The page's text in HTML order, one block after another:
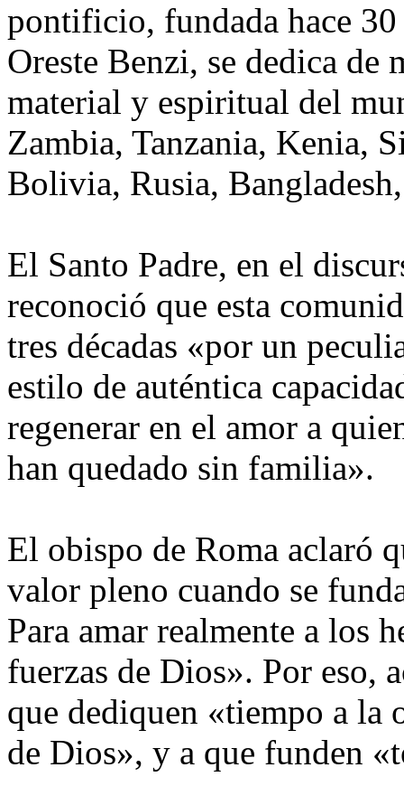
pontificio, fundada hace
Oreste Benzi, se dedica de
material y espiritual del
Zambia, Tanzania, Kenia,
Bolivia, Rusia,
El Santo Padre, en el
reconoció que esta
tres décadas «por un
estilo de auténtica
regenerar en el amor a
han quedado sin familia».
El obispo de Roma aclaró
valor pleno cuando se
Para amar realmente a los
fuerzas de Dios». Por eso,
que dediquen «tiempo a la
de Dios», y a que funden